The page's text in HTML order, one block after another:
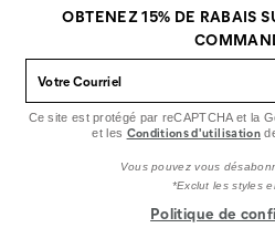
sur sur
OBTENEZ 15% DE RABAIS
Ce site est protégé par reCAPTCHA et la
et les Conditions d'utilisation
Vous pouvez vous
*Exclut les styles
Politique de